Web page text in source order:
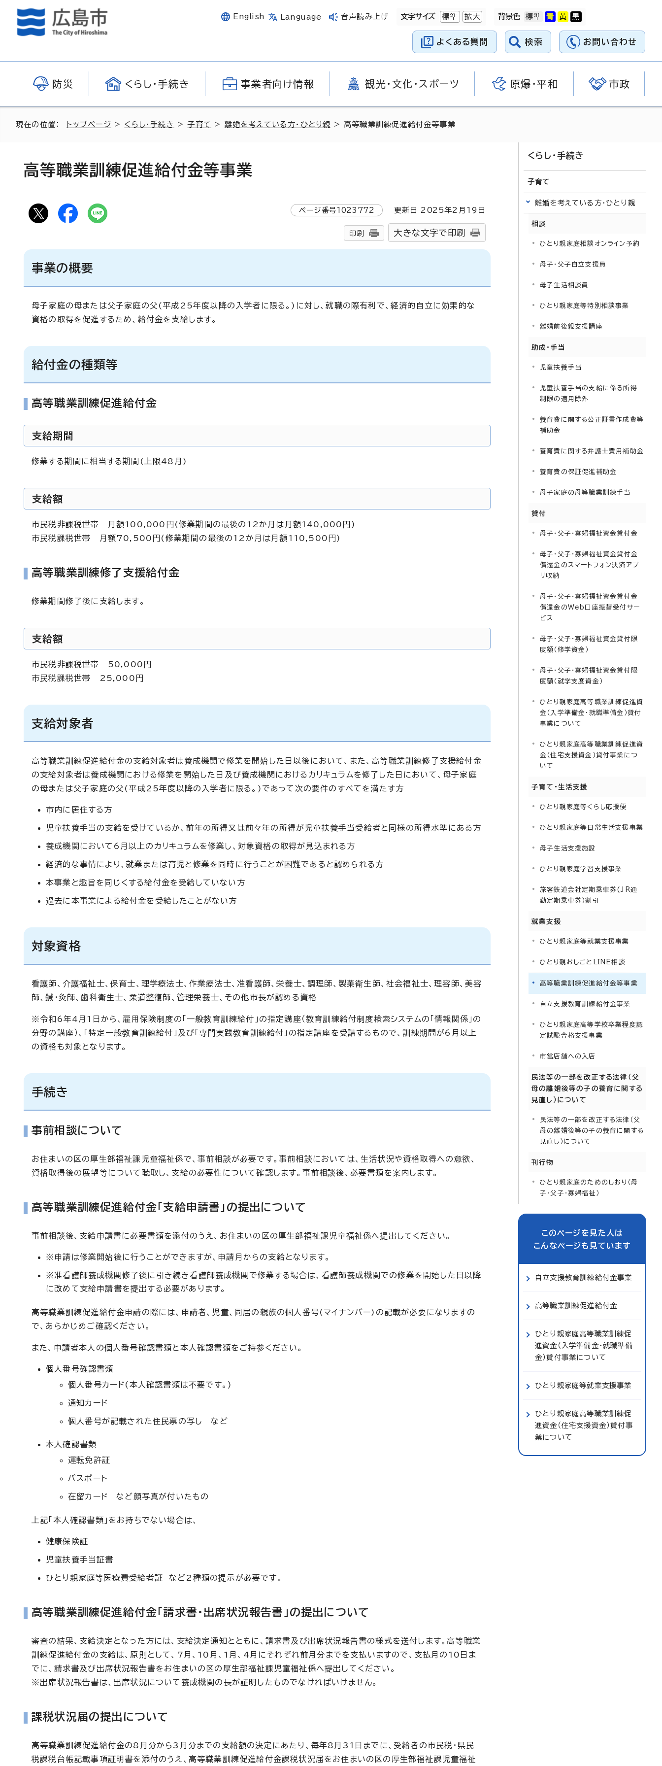
English Language 音声読み上げ 文字サイズ 標準 拡大 背景色
よくある質問 検索 お問い合わせ
防災 くらし・手続き 事業者向け情報 観光・文化・スポーツ 原爆・平和 市政
現在の位置： トップページ > くらし・手続き >子育て > 離婚を考えている方・ひとり親 > 高等職業訓練促進給付金等事業
高等職業訓練促進給付金等事業
ページ番号1023772 更新日 2025年2月 19 日
印刷 大きな文字で印刷
事業の概要
母子家庭の母または父子家庭の父(平成25年度以降の入学者に限る。)に対し、就職の際有利で、経済的自立に効果的な
資格の取得を促進するため、給付金を支給します。
給付金の種類等
高等職業訓練促進給付金
支給期間
修業する期間に相当する期間(上限48月)
支給額
市民税非課税世帯 月額100,000円(修業期間の最後の12か月は月額140,000円)
市民税課税世帯 月額70,500円(修業期間の最後の12か月は月額110,500円)
高等職業訓練修了支援給付金
修業期間修了後に支給します。
支給額
市民税非課税世帯 50,000円
市民税課税世帯 25,000円
支給対象者
高等職業訓練促進給付金の支給対象者は養成機関で修業を開始した日以後において、また、高等職業訓練修了支援給付金
の支給対象者は養成機関における修業を開始した日及び養成機関におけるカリキュラムを修了した日において、母子家庭
の母または父子家庭の父(平成25年度以降の入学者に限る。)であって次の要件のすべてを満たす方
市内に居住する方
児童扶養手当の支給を受けているか、前年の所得又は前々年の所得が児童扶養手当受給者と同様の所得水準にある方
養成機関において6月以上のカリキュラムを修業し、対象資格の取得が見込まれる方
経済的な事情により、就業または育児と修業を同時に行うことが困難であると認められる方
本事業と趣旨を同じくする給付金を受給していない方
過去に本事業による給付金を受給したことがない方
対象資格
看護師、介護福祉士、保育士、理学療法士、作業療法士、准看護師、栄養士、調理師、製菓衛生師、社会福祉士、理容師、美容
師、鍼・灸師、歯科衛生士、柔道整復師、管理栄養士、その他市長が認める資格
※令和6年4月1日から、雇用保険制度の「一般教育訓練給付」の指定講座（教育訓練給付制度検索システムの「情報関係」の
分野の講座）、「特定一般教育訓練給付」及び「専門実践教育訓練給付」の指定講座を受講するもので、訓練期間が6月以上
の資格も対象となります。
手続き
事前相談について
お住まいの区の厚生部福祉課児童福祉係で、事前相談が必要です。事前相談においては、生活状況や資格取得への意欲、
資格取得後の展望等について聴取し、支給の必要性について確認します。事前相談後、必要書類を案内します。
高等職業訓練促進給付金「支給申請書」の提出について
事前相談後、支給申請書に必要書類を添付のうえ、お住まいの区の厚生部福祉課児童福祉係へ提出してください。
※申請は修業開始後に行うことができますが、申請月からの支給となります。
※准看護師養成機関修了後に引き続き看護師養成機関で修業する場合は、看護師養成機関での修業を開始した日以降
に改めて支給申請書を提出する必要があります。
高等職業訓練促進給付金申請の際には、申請者、児童、同居の親族の個人番号(マイナンバー)の記載が必要になりますの
で、あらかじめご確認ください。
また、申請者本人の個人番号確認書類と本人確認書類をご持参ください。
個人番号確認書類
個人番号カード(本人確認書類は不要です。)
通知カード
個人番号が記載された住民票の写し など
本人確認書類
運転免許証
パスポート
在留カード など顔写真が付いたもの
上記「本人確認書類」をお持ちでない場合は、
健康保険証
児童扶養手当証書
ひとり親家庭等医療費受給者証 など2種類の提示が必要です。
高等職業訓練促進給付金「請求書・出席状況報告書」の提出について
審査の結果、支給決定となった方には、支給決定通知とともに、請求書及び出席状況報告書の様式を送付します。高等職業
訓練促進給付金の支給は、原則として、7月、10月、1月、4月にそれぞれ前月分までを支払いますので、支払月の10日ま
でに、請求書及び出席状況報告書をお住まいの区の厚生部福祉課児童福祉係へ提出してください。
※出席状況報告書は、出席状況について養成機関の長が証明したものでなければいけません。
課税状況届の提出について
高等職業訓練促進給付金の8月分から3月分までの支給額の決定にあたり、毎年8月31日までに、受給者の市民税・県民
税課税台帳記載事項証明書を添付のうえ、高等職業訓練促進給付金課税状況届をお住まいの区の厚生部福祉課児童福祉
くらし・手続き
子育て
離婚を考えている方・ひとり親
相談
ひとり親家庭相談オンライン予約
母子・父子自立支援員
母子生活相談員
ひとり親家庭等特別相談事業
離婚前後親支援講座
助成・手当
児童扶養手当
児童扶養手当の支給に係る所得
制限の適用除外
養育費に関する公正証書作成費等
補助金
養育費に関する弁護士費用補助金
養育費の保証促進補助金
母子家庭の母等職業訓練手当
貸付
母子・父子・寡婦福祉資金貸付金
母子・父子・寡婦福祉資金貸付金
償還金のスマートフォン決済アプ
リ収納
母子・父子・寡婦福祉資金貸付金
償還金のWeb口座振替受付サー
ビス
母子・父子・寡婦福祉資金貸付限
度額（修学資金）
母子・父子・寡婦福祉資金貸付限
度額（就学支度資金）
ひとり親家庭高等職業訓練促進資
金（入学準備金・就職準備金）貸付
事業について
ひとり親家庭高等職業訓練促進資
金（住宅支援資金）貸付事業につ
いて
子育て・生活支援
ひとり親家庭等くらし応援便
ひとり親家庭等日常生活支援事業
母子生活支援施設
ひとり親家庭学習支援事業
旅客鉄道会社定期乗車券(JR通
勤定期乗車券）割引
就業支援
ひとり親家庭等就業支援事業
ひとり親おしごとLINE相談
高等職業訓練促進給付金等事業
自立支援教育訓練給付金事業
ひとり親家庭高等学校卒業程度認
定試験合格支援事業
市営店舗への入店
民法等の一部を改正する法律（父
母の離婚後等の子の養育に関する
見直し）について
民法等の一部を改正する法律（父
母の離婚後等の子の養育に関する
見直し）について
刊行物
ひとり親家庭のためのしおり（母
子・父子・寡婦福祉）
このページを見た人は
こんなページも見ています
自立支援教育訓練給付金事業
高等職業訓練促進給付金
ひとり親家庭高等職業訓練促
進資金（入学準備金・就職準備
金）貸付事業について
ひとり親家庭等就業支援事業
ひとり親家庭高等職業訓練促
進資金（住宅支援資金）貸付事
業について